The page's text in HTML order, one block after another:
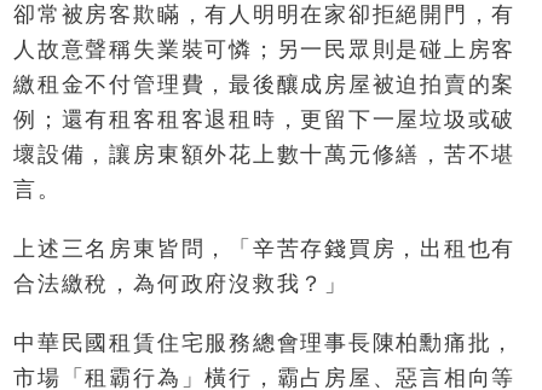
卻常被房客欺瞞，有人明明在家卻拒絕開門，有
人故意聲稱失業裝可憐；另一民眾則是碰上房客
繳租金不付管理費，最後釀成房屋被迫拍賣的案
例；還有租客租客退租時，更留下一屋垃圾或破
壞設備，讓房東額外花上數十萬元修繕，苦不堪
言。
上述三名房東皆問，「辛苦存錢買房，出租也有
合法繳稅，為何政府沒救我？」
中華民國租賃住宅服務總會理事長陳柏勳痛批，
市場「租霸行為」橫行，霸占房屋、惡言相向等